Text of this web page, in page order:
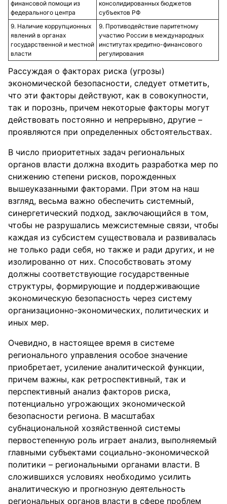
финансовой помощи из
федерального центра
консолидированных бюджетов
субъектов РФ
9. Наличие коррупционных
явлений в органах
государственной и местной
власти
9. Противодействие паритетному
участию России в международных
институтах кредитно-финансового
регулирования
Рассуждая о факторах риска (угрозы)
экономической безопасности, следует отметить,
что эти факторы действуют, как в совокупности,
так и порознь, причем некоторые факторы могут
действовать постоянно и непрерывно, другие –
проявляются при определенных обстоятельствах.
В число приоритетных задач региональных
органов власти должна входить разработка мер по
снижению степени рисков, порожденных
вышеуказанными факторами. При этом на наш
взгляд, весьма важно обеспечить системный,
синергетический подход, заключающийся в том,
чтобы не разрушались межсистемные связи, чтобы
каждая из субсистем существовала и развивалась
не только ради себя, но также и ради других, и не
изолированно от них. Способствовать этому
должны соответствующие государственные
структуры, формирующие и поддерживающие
экономическую безопасность через систему
организационно-экономических, политических и
иных мер.
Очевидно, в настоящее время в системе
регионального управления особое значение
приобретает, усиление аналитической функции,
причем важны, как ретроспективный, так и
перспективный анализ факторов риска,
потенциально угрожающих экономической
безопасности региона. В масштабах
субнациональной хозяйственной системы
первостепенную роль играет анализ, выполняемый
главными субъектами социально-экономической
политики – региональными органами власти. В
сложившихся условиях необходимо усилить
аналитическую и прогнозную деятельность
региональных органов власти в сфере проблем